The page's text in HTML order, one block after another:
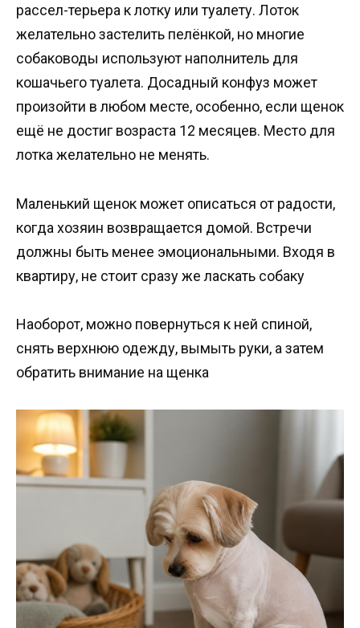
рассел-терьера к лотку или туалету. Лоток
желательно застелить пелёнкой, но многие
собаководы используют наполнитель для
кошачьего туалета. Досадный конфуз может
произойти в любом месте, особенно, если щенок
ещё не достиг возраста 12 месяцев. Место для
лотка желательно не менять.
Маленький щенок может описаться от радости,
когда хозяин возвращается домой. Встречи
должны быть менее эмоциональными. Входя в
квартиру, не стоит сразу же ласкать собаку
Наоборот, можно повернуться к ней спиной,
снять верхнюю одежду, вымыть руки, а затем
обратить внимание на щенка